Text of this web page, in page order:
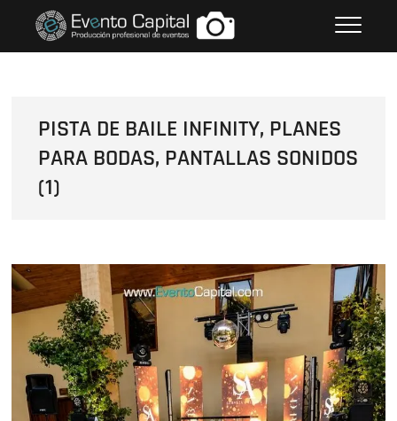
contenido
FOTOS GRUPO EMPRESARIAL
PISTA DE BAILE INFINITY, PLANES
PARA BODAS, PANTALLAS SONIDOS
(1)